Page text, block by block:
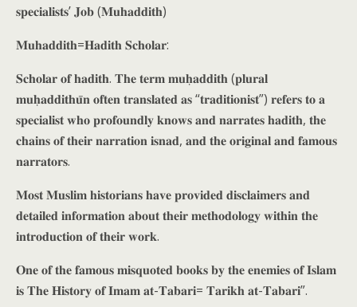
𝐬𝐩𝐞𝐜𝐢𝐚𝐥𝐢𝐬𝐭𝐬’ 𝐉𝐨𝐛 (𝐌𝐮𝐡𝐚𝐝𝐝𝐢𝐭𝐡)
𝐌𝐮𝐡𝐚𝐝𝐝𝐢𝐭𝐡=𝐇𝐚𝐝𝐢𝐭𝐡 𝐒𝐜𝐡𝐨𝐥𝐚𝐫:
𝐒𝐜𝐡𝐨𝐥𝐚𝐫 𝐨𝐟 𝐡𝐚𝐝𝐢𝐭𝐡. 𝐓𝐡𝐞 𝐭𝐞𝐫𝐦 𝐦𝐮𝐡̣𝐚𝐝𝐝𝐢𝐭𝐡 (𝐩𝐥𝐮𝐫𝐚𝐥
𝐦𝐮𝐡̣𝐚𝐝𝐝𝐢𝐭𝐡𝐮̄𝐧 𝐨𝐟𝐭𝐞𝐧 𝐭𝐫𝐚𝐧𝐬𝐥𝐚𝐭𝐞𝐝 𝐚𝐬 “𝐭𝐫𝐚𝐝𝐢𝐭𝐢𝐨𝐧𝐢𝐬𝐭”) 𝐫𝐞𝐟𝐞𝐫𝐬 𝐭𝐨 𝐚
𝐬𝐩𝐞𝐜𝐢𝐚𝐥𝐢𝐬𝐭 𝐰𝐡𝐨 𝐩𝐫𝐨𝐟𝐨𝐮𝐧𝐝𝐥𝐲 𝐤𝐧𝐨𝐰𝐬 𝐚𝐧𝐝 𝐧𝐚𝐫𝐫𝐚𝐭𝐞𝐬 𝐡𝐚𝐝𝐢𝐭𝐡, 𝐭𝐡𝐞
𝐜𝐡𝐚𝐢𝐧𝐬 𝐨𝐟 𝐭𝐡𝐞𝐢𝐫 𝐧𝐚𝐫𝐫𝐚𝐭𝐢𝐨𝐧 𝐢𝐬𝐧𝐚𝐝, 𝐚𝐧𝐝 𝐭𝐡𝐞 𝐨𝐫𝐢𝐠𝐢𝐧𝐚𝐥 𝐚𝐧𝐝 𝐟𝐚𝐦𝐨𝐮𝐬
𝐧𝐚𝐫𝐫𝐚𝐭𝐨𝐫𝐬.
𝐌𝐨𝐬𝐭 𝐌𝐮𝐬𝐥𝐢𝐦 𝐡𝐢𝐬𝐭𝐨𝐫𝐢𝐚𝐧𝐬 𝐡𝐚𝐯𝐞 𝐩𝐫𝐨𝐯𝐢𝐝𝐞𝐝 𝐝𝐢𝐬𝐜𝐥𝐚𝐢𝐦𝐞𝐫𝐬 𝐚𝐧𝐝
𝐝𝐞𝐭𝐚𝐢𝐥𝐞𝐝 𝐢𝐧𝐟𝐨𝐫𝐦𝐚𝐭𝐢𝐨𝐧 𝐚𝐛𝐨𝐮𝐭 𝐭𝐡𝐞𝐢𝐫 𝐦𝐞𝐭𝐡𝐨𝐝𝐨𝐥𝐨𝐠𝐲 𝐰𝐢𝐭𝐡𝐢𝐧 𝐭𝐡𝐞
𝐢𝐧𝐭𝐫𝐨𝐝𝐮𝐜𝐭𝐢𝐨𝐧 𝐨𝐟 𝐭𝐡𝐞𝐢𝐫 𝐰𝐨𝐫𝐤.
𝐎𝐧𝐞 𝐨𝐟 𝐭𝐡𝐞 𝐟𝐚𝐦𝐨𝐮𝐬 𝐦𝐢𝐬𝐪𝐮𝐨𝐭𝐞𝐝 𝐛𝐨𝐨𝐤𝐬 𝐛𝐲 𝐭𝐡𝐞 𝐞𝐧𝐞𝐦𝐢𝐞𝐬 𝐨𝐟 𝐈𝐬𝐥𝐚𝐦
𝐢𝐬 𝐓𝐡𝐞 𝐇𝐢𝐬𝐭𝐨𝐫𝐲 𝐨𝐟 𝐈𝐦𝐚𝐦 𝐚𝐭-𝐓𝐚𝐛𝐚𝐫𝐢= 𝐓𝐚𝐫𝐢𝐤𝐡 𝐚𝐭-𝐓𝐚𝐛𝐚𝐫𝐢”.